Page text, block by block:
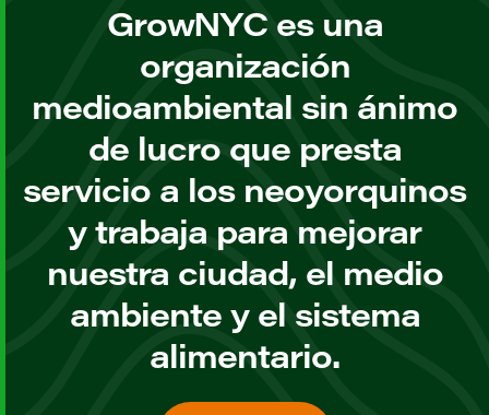
GrowNYC es una
organización
medioambiental sin ánimo
de lucro que presta
servicio a los neoyorquinos
y trabaja para mejorar
nuestra ciudad, el medio
ambiente y el sistema
alimentario.